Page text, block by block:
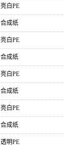
亮白PE
合成纸
亮白PE
合成纸
亮白PE
合成纸
亮白PE
合成纸
透明PE